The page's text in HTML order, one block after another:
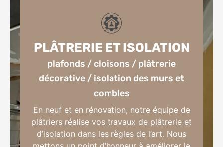
PLÂTRERIE ET ISOLATION
plafonds / cloisons / plâtrerie
décorative / isolation des murs et
combles
En neuf et en rénovation, notre équipe de
plâtriers réalise vos travaux de plâtrerie et
d’isolation dans les règles de l’art. Nous